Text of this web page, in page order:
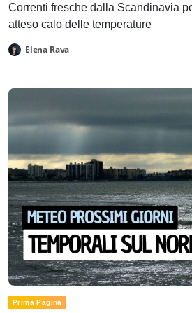
Correnti fresche dalla Scandinavia
atteso calo delle temperature
Elena Rava
Prima Pagina